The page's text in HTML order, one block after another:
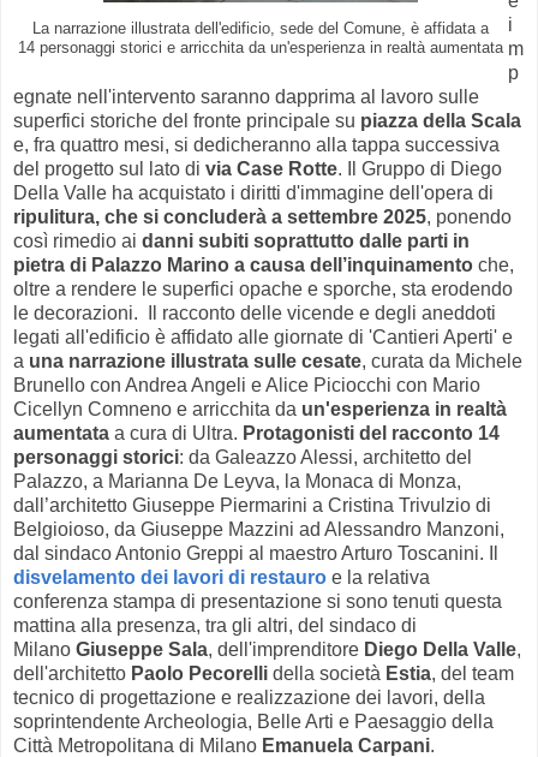
La narrazione illustrata dell'edificio, sede del Comune, è affidata a
14 personaggi storici e arricchita da un'esperienza in realtà aumentata
i
m
p
egnate nell'intervento saranno dapprima al lavoro sulle
superfici storiche del fronte principale su piazza della Scala
e, fra quattro mesi, si dedicheranno alla tappa successiva
del progetto sul lato di via Case Rotte. Il Gruppo di Diego
Della Valle ha acquistato i diritti d'immagine dell'opera di
ripulitura, che si concluderà a settembre 2025, ponendo
così rimedio ai danni subiti soprattutto dalle parti in
pietra di Palazzo Marino a causa dell’inquinamento che,
oltre a rendere le superfici opache e sporche, sta erodendo
le decorazioni. Il racconto delle vicende e degli aneddoti
legati all'edificio è affidato alle giornate di 'Cantieri Aperti' e
a una narrazione illustrata sulle cesate, curata da Michele
Brunello con Andrea Angeli e Alice Piciocchi con Mario
Cicellyn Comneno e arricchita da un'esperienza in realtà
aumentata a cura di Ultra. Protagonisti del racconto 14
personaggi storici: da Galeazzo Alessi, architetto del
Palazzo, a Marianna De Leyva, la Monaca di Monza,
dall’architetto Giuseppe Piermarini a Cristina Trivulzio di
Belgioioso, da Giuseppe Mazzini ad Alessandro Manzoni,
dal sindaco Antonio Greppi al maestro Arturo Toscanini. Il
disvelamento dei lavori di restauro e la relativa
conferenza stampa di presentazione si sono tenuti questa
mattina alla presenza, tra gli altri, del sindaco di
Milano Giuseppe Sala, dell'imprenditore Diego Della Valle,
dell'architetto Paolo Pecorelli della società Estia, del team
tecnico di progettazione e realizzazione dei lavori, della
soprintendente Archeologia, Belle Arti e Paesaggio della
Città Metropolitana di Milano Emanuela Carpani.